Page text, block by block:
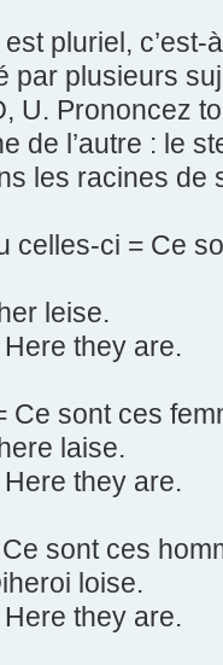
pluriel,
par plusieurs
U. Prononcez
de l’autre : le
les racines de
celles-ci = Ce
leise.
they are.
Ce sont ces
laise.
they are.
sont ces
loise.
they are.